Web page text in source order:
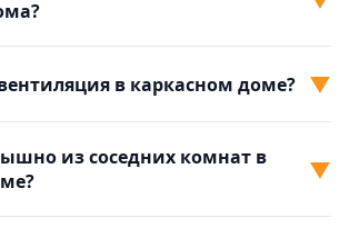
в каркасном доме? ▼
из соседних комнат в
▼